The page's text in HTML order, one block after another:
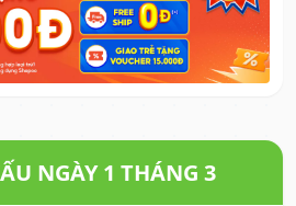
NGÀY 1 THÁNG 3